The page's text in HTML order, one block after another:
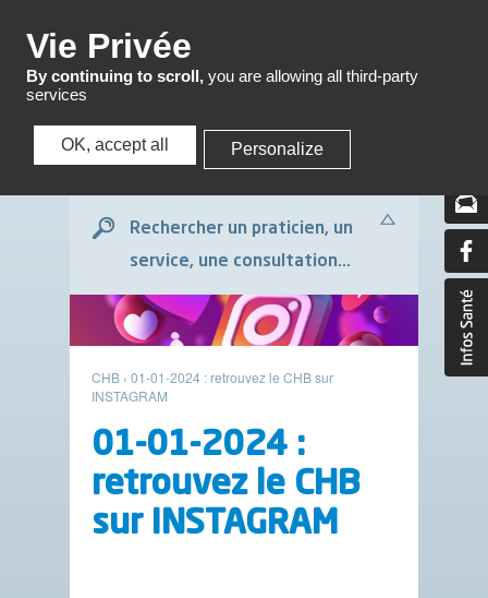
Menu
Rechercher un praticien, un
service, une consultation...
CHB › 01-01-2024 : retrouvez le CHB sur
INSTAGRAM
01-01-2024 :
retrouvez le CHB
sur INSTAGRAM
Vie Privée
By continuing to scroll, you are allowing all third-party
services
OK, accept all Personalize